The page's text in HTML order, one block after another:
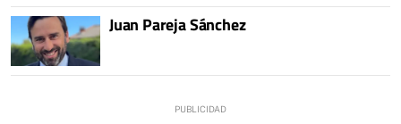
Juan Pareja Sánchez